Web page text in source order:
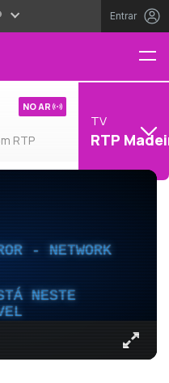
Entrar
RTP
NO AR
TV
RTP
- NETWORK
NESTE